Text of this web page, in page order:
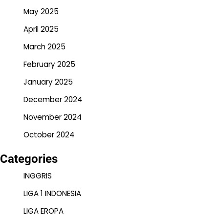
May 2025
April 2025
March 2025
February 2025
January 2025
December 2024
November 2024
October 2024
Categories
INGGRIS
LIGA 1 INDONESIA
LIGA EROPA